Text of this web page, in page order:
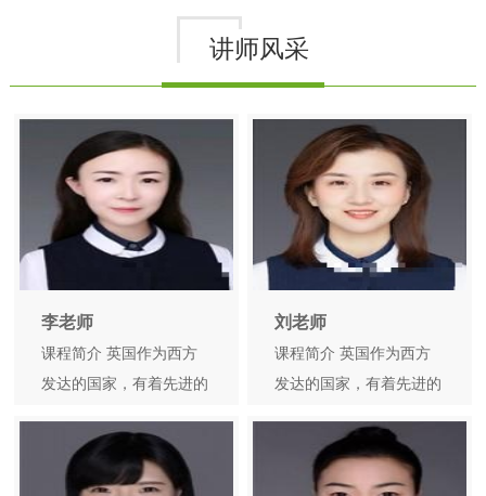
讲师风采
李老师
课程简介 英国作为西方
发达的国家，有着先进的
英国留学可以开拓我们的
眼界，拥有国际化视野。
刘老师
课程简介 英国作为西方
发达的国家，有着先进的
英国留学可以开拓我们的
眼界，拥有国际化视野。